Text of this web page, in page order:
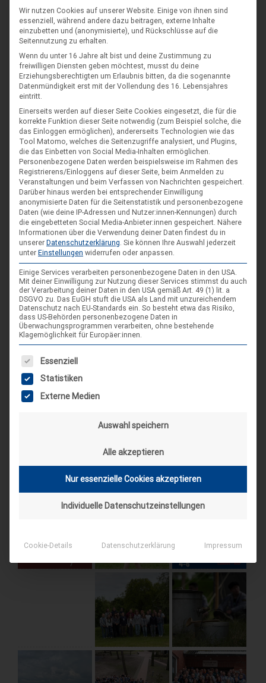
DIE NÄCHSTEN VERANSTALTUNGEN
ARR|JEL Sommertreffen 2026
21. Aug. 26
Landes-NAP 2026
4. Sep. 26
Hameln
04
Sep.
[alle Veranstaltungen]
Wir nutzen Cookies auf unserer Website. Einige von ihnen sind
essenziell, während andere dazu beitragen, externe Inhalte
einzubetten und (anonymisierte), und Rückschlüsse auf die
Seitennutzung zu erhalten.
Wenn du unter 16 Jahre alt bist und deine Zustimmung zu
freiwilligen Diensten geben möchtest, musst du deine
Erziehungsberechtigten um Erlaubnis bitten, da die sogenannte
Datenmündigkeit erst mit der Vollendung des 16. Lebensjahres
eintritt.
Einerseits werden auf dieser Seite Cookies eingesetzt, die für die
korrekte Funktion dieser Seite notwendig (zum Beispiel solche, die
das Einloggen ermöglichen), andererseits Technologien wie das
Tool Matomo, welches die Seitenzugriffe analysiert, und Plugins,
die das Einbetten von Social Media-Inhalten ermöglichen.
Personenbezogene Daten werden beispielsweise im Rahmen des
Registrierens/Einloggens auf dieser Seite, beim Anmelden zu
Veranstaltungen und beim Verfassen von Nachrichten gespeichert.
Darüber hinaus werden bei entsprechender Einwilligung
anonymisierte Daten für die Seitenstatistik und personenbezogene
Daten (wie deine IP-Adressen und Nutzer:innen-Kennungen) durch
die eingebetteten Social Media-Anbieter:innen gespeichert. Nähere
Informationen über die Verwendung deiner Daten findest du in
unserer Datenschutzerklärung Sie können Ihre Auswahl jederzeit
unter Einstellungen widerrufen oder anpassen.
Einige Services verarbeiten personenbezogene Daten in den USA.
Mit deiner Einwilligung zur Nutzung dieser Services stimmst du auch
der Verarbeitung deiner Daten in den USA gemäß Art. 49 (1) lit. a
DSGVO zu. Das EuGH stuft die USA als Land mit unzureichendem
Datenschutz nach EU-Standards ein. So besteht etwa das Risiko,
dass US-Behörden personenbezogene Daten in
Überwachungsprogrammen verarbeiten, ohne bestehende
Klagemöglichkeit für Europäer:innen.
Es folgt eine Liste der Service-Gruppen, für die eine
Essenziell
Statistiken
Externe Medien
Auswahl speichern
Alle akzeptieren
Nur essenzielle Cookies akzeptieren
Individuelle Datenschutzeinstellungen
Cookie-Details Datenschutzerklärung Impressum